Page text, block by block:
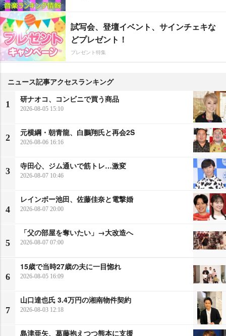
試写会、登壇イベント、サインチェキな
どプレゼント！
プレゼント特集
ニュース記事アクセスランキング
1
研ナオコ、コンビニで買う商品
2026-08-05 15:10
2
元横綱・朝青龍、白鵬翔氏と再会2S
2026-08-06 16:16
3
寺田心、ジム通いで筋トレ…激変
2026-08-07 10:46
4
レインボー池田、佐藤佳奈と電撃婚
2026-08-07 20:00
5
「父の部屋を奪いたい」→大改造へ
2026-08-07 07:00
6
15歳で当時27歳の夫に一目惚れ
2026-08-05 16:09
7
山口達也氏 3.4万円の湘南物件契約
2026-08-03 12:18
島津亜矢、葛藤抱えつつ熊本に支援